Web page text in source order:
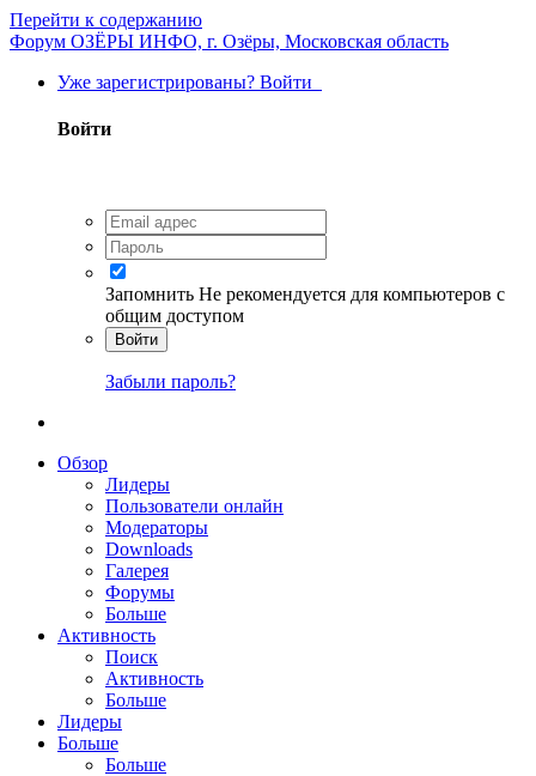
Перейти к содержанию
Форум ОЗЁРЫ ИНФО, г. Озёры, Московская область
Уже зарегистрированы? Войти
Войти
Запомнить Не рекомендуется для компьютеров с
общим доступом
Войти
Забыли пароль?
Обзор
Лидеры
Пользователи онлайн
Модераторы
Downloads
Галерея
Форумы
Больше
Активность
Поиск
Активность
Больше
Лидеры
Больше
Больше